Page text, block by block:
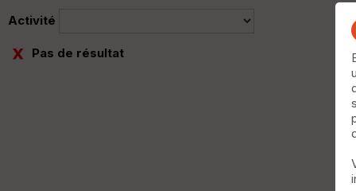
Activité
Pas de résultat